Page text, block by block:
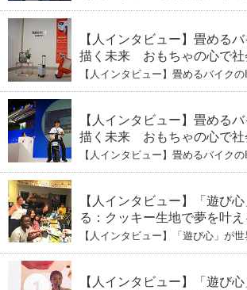
【人インタビュー】畳める
描く未来 おもちゃの心で社
式会社ICOMAの代表取締
（下）おもちゃで社会を変
【人インタビュー】畳めるバイク
イボックス」というデザインメソッ
【人インタビュー】畳める
描く未来 おもちゃの心で社
式会社ICOMAの代表取締
（上）「変形」に魅せられ
【人インタビュー】畳めるバイク
ーの軌跡
【人インタビュー】「遊び
る：クッキー生地で夢を叶
ひとみ（下） 起業は「影響
笑いの子育て哲学
【人インタビュー】「遊び心」が
【人インタビュー】「遊び